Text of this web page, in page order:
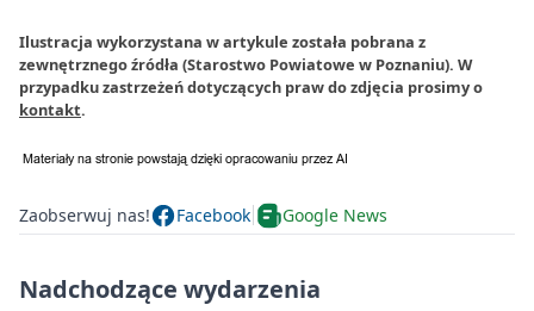
Ilustracja wykorzystana w artykule została pobrana z
zewnętrznego źródła (Starostwo Powiatowe w Poznaniu). W
przypadku zastrzeżeń dotyczących praw do zdjęcia prosimy o
kontakt.
Zaobserwuj nas! Facebook Google News
Nadchodzące wydarzenia